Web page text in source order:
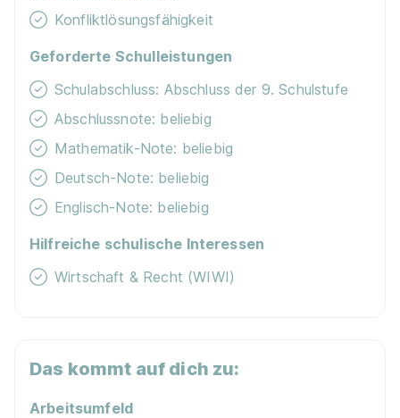
Konfliktlösungsfähigkeit
Geforderte Schulleistungen
Schulabschluss: Abschluss der 9. Schulstufe
Abschlussnote: beliebig
Mathematik-Note: beliebig
Deutsch-Note: beliebig
Englisch-Note: beliebig
Hilfreiche schulische Interessen
Wirtschaft & Recht (WIWI)
Das kommt auf dich zu:
Arbeitsumfeld